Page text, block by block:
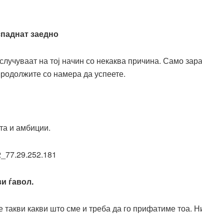
заедно
на тој начин со некаква причина. Само
со намера да успеете.
и амбиции.
ѓавол.
какви што сме и треба да го прифатиме тоа.